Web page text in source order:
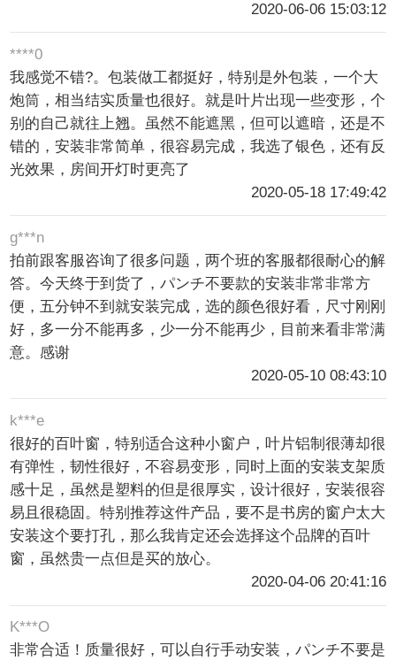
2020-06-06 15:03:12
****0
我感觉不错?。包装做工都挺好，特别是外包装，一个大
炮筒，相当结实质量也很好。就是叶片出现一些变形，个
别的自己就往上翘。虽然不能遮黑，但可以遮暗，还是不
错的，安装非常简单，很容易完成，我选了银色，还有反
光效果，房间开灯时更亮了
2020-05-18 17:49:42
g***n
拍前跟客服咨询了很多问题，两个班的客服都很耐心的解
答。今天终于到货了，パンチ不要款的安装非常非常方
便，五分钟不到就安装完成，选的颜色很好看，尺寸刚刚
好，多一分不能再多，少一分不能再少，目前来看非常满
意。感谢
2020-05-10 08:43:10
k***e
很好的百叶窗，特别适合这种小窗户，叶片铝制很薄却很
有弹性，韧性很好，不容易变形，同时上面的安装支架质
感十足，虽然是塑料的但是很厚实，设计很好，安装很容
易且很稳固。特别推荐这件产品，要不是书房的窗户太大
安装这个要打孔，那么我肯定还会选择这个品牌的百叶
窗，虽然贵一点但是买的放心。
2020-04-06 20:41:16
K***O
非常合适！质量很好，可以自行手动安装，パンチ不要是